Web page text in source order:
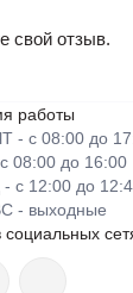
свой отзыв.
работы
- с 08:00 до
08:00 до 16:00
- с 12:00 до
- выходные